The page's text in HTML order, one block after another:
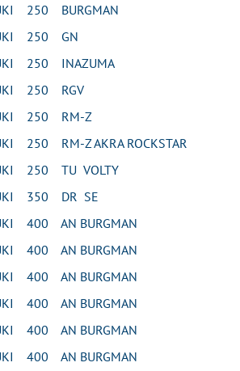
250 BURGMAN
250 GN
250 INAZUMA
250 RGV
250 RM-Z
250 RM-Z AKRA ROCKSTAR
250 TU VOLTY
350 DR SE
400 AN BURGMAN
400 AN BURGMAN
400 AN BURGMAN
400 AN BURGMAN
400 AN BURGMAN
400 AN BURGMAN